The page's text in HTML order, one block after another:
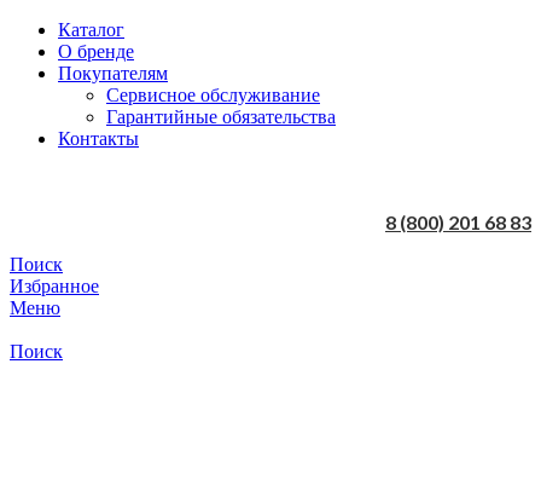
Каталог
О бренде
Покупателям
Сервисное обслуживание
Гарантийные обязательства
Контакты
8 (800) 201 68 83
Поиск
Избранное
Меню
Поиск